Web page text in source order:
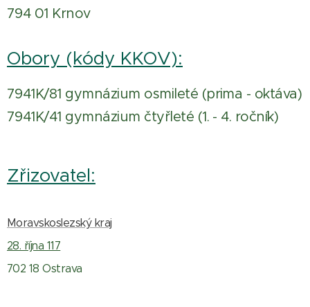
794 01 Krnov
Obory (kódy KKOV):
7941K/81 gymnázium osmileté (prima - oktáva)
7941K/41 gymnázium čtyřleté (1. - 4. ročník)
Zřizovatel:
Moravskoslezský kraj
28. října 117
702 18 Ostrava